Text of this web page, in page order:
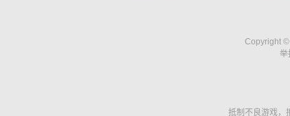
Copyright ©
举
抵制不良游戏，